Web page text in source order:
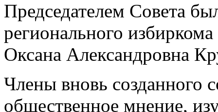
Председателем Совета
регионального
Оксана Александровна
Члены вновь созданного
общественное мнение,